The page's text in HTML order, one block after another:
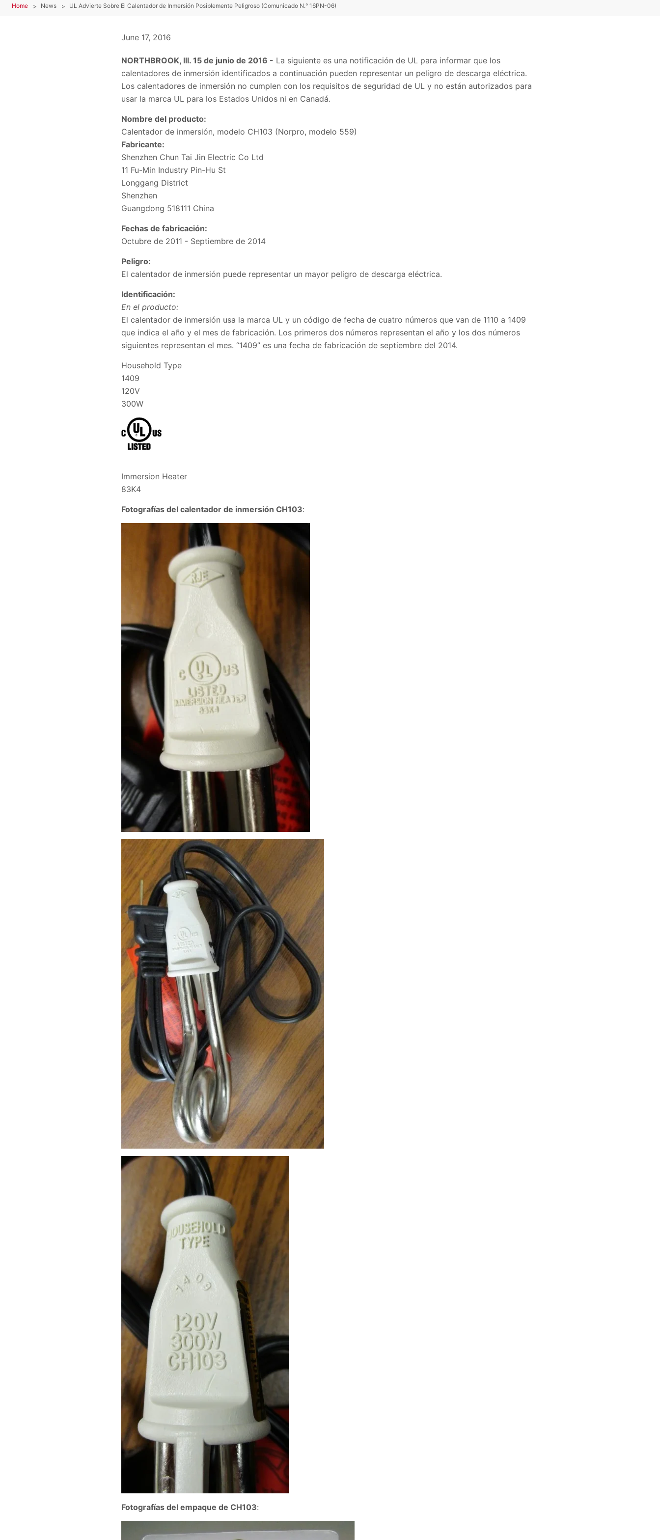
Home News UL Advierte Sobre El Calentador de Inmersión Posiblemente Peligroso (Comunicado N.° 16PN-06)
June 17, 2016
NORTHBROOK, Ill. 15 de junio de 2016 - La siguiente es una notificación de UL para informar que los
calentadores de inmersión identificados a continuación pueden representar un peligro de descarga eléctrica.
Los calentadores de inmersión no cumplen con los requisitos de seguridad de UL y no están autorizados para
usar la marca UL para los Estados Unidos ni en Canadá.
Nombre del producto:
Calentador de inmersión, modelo CH103 (Norpro, modelo 559)
Fabricante:
Shenzhen Chun Tai Jin Electric Co Ltd
11 Fu-Min Industry Pin-Hu St
Longgang District
Shenzhen
Guangdong 518111 China
Fechas de fabricación:
Octubre de 2011 - Septiembre de 2014
Peligro:
El calentador de inmersión puede representar un mayor peligro de descarga eléctrica.
Identificación:
En el producto:
El calentador de inmersión usa la marca UL y un código de fecha de cuatro números que van de 1110 a 1409
que indica el año y el mes de fabricación. Los primeros dos números representan el año y los dos números
siguientes representan el mes. “1409” es una fecha de fabricación de septiembre del 2014.
Household Type
1409
120V
300W
Immersion Heater
83K4
Fotografías del calentador de inmersión CH103:
Fotografías del empaque de CH103: